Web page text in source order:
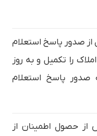
از صدور پاسخ استعلام
را تکمیل و به روز
صدور پاسخ استعلام
حصول اطمینان از